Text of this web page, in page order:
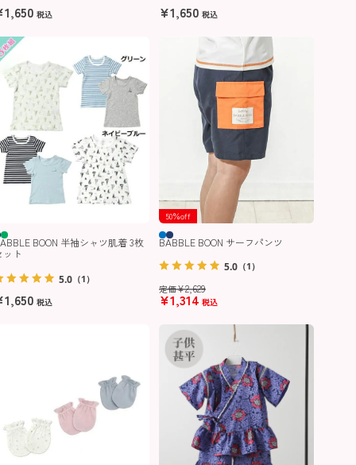
1,650 税込 ¥1,650 税込
BOON 半袖シャツ肌着 3枚
ット
1,650 税込
5.0 （1）
50％off
BABBLE BOON サーフパンツ
定価¥2,629
¥1,314 税込
5.0（1）